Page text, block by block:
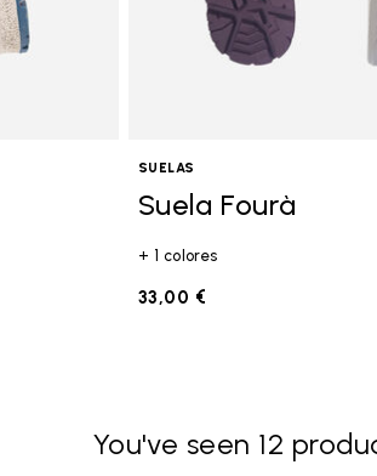
SUELAS
Suela Fourà
+ 1 colores
33,00 €
You've seen 12